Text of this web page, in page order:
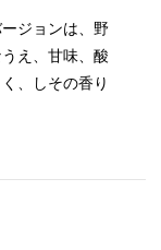
ジョンは、野
え、甘味、酸
、しその香り